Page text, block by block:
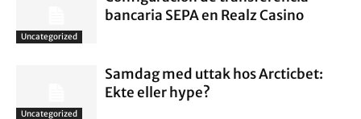
Uncategorized
bancaria SEPA en Realz Casino
Uncategorized
Samdag med uttak hos Arcticbet:
Ekte eller hype?